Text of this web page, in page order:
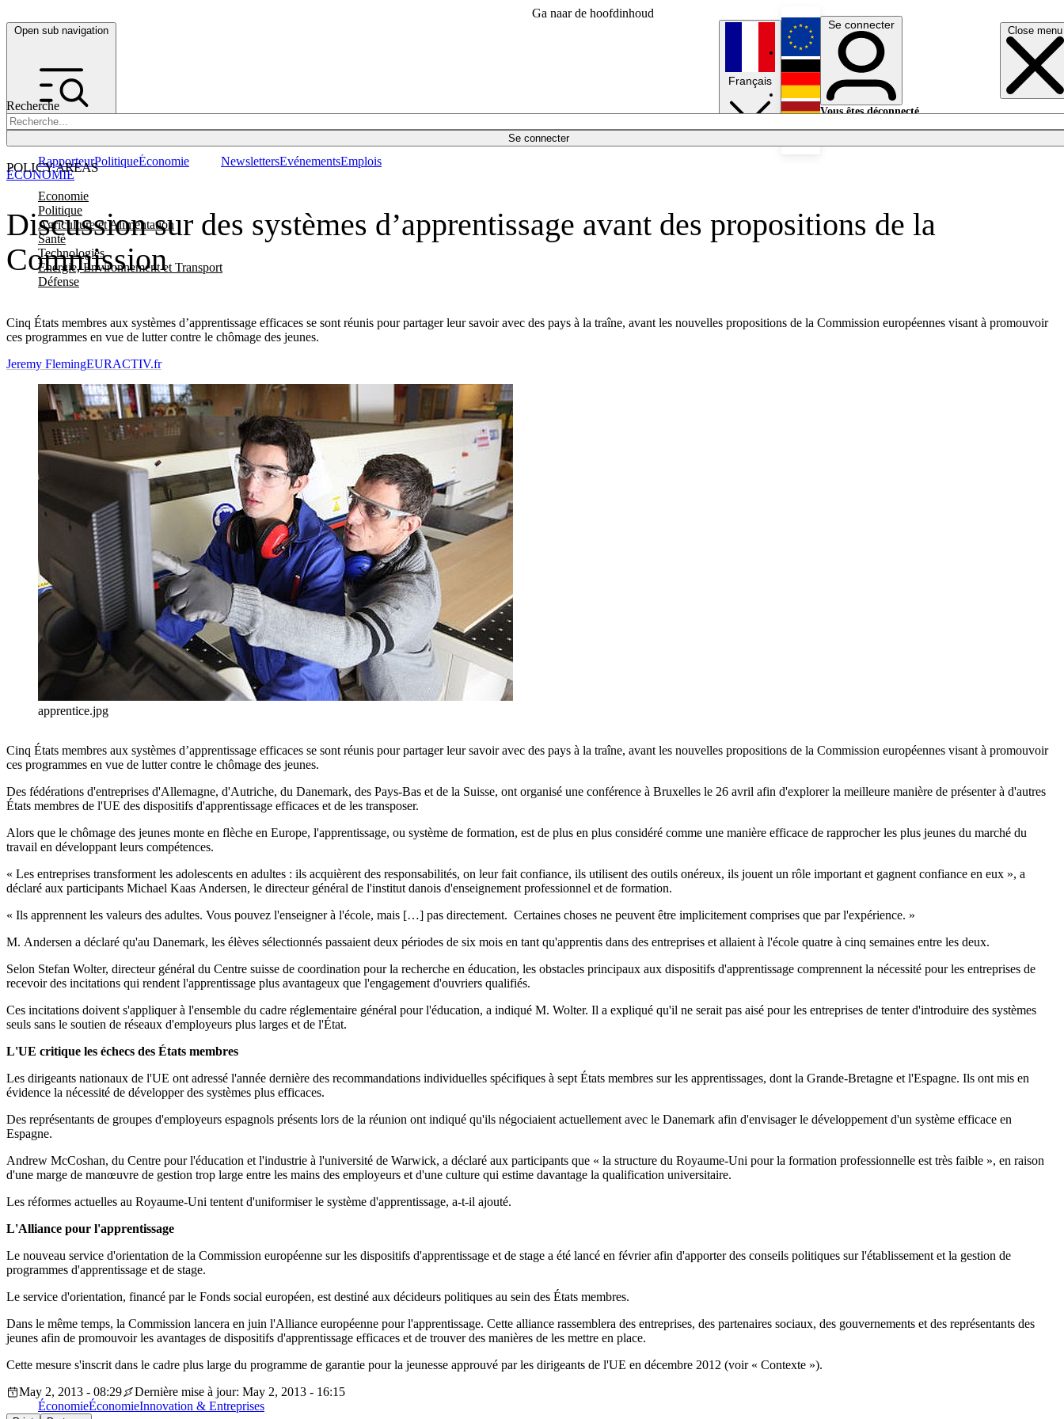
Ga naar de hoofdinhoud
Open sub navigation Close menu
Recherche
Se connecter
POLICY AREAS
Economie
Politique
Agriculture et Alimentation
Santé
Technologies
Energie, Environnement et Transport
Défense
RapporteurPolitiqueÉconomie NewslettersEvénementsEmplois
Français
English
Deutsch
Se connecter
Vous êtes déconnecté.
Discussion sur des systèmes d’apprentissage avant des propositions de la
Commission
Cinq États membres aux systèmes d’apprentissage efficaces se sont réunis pour partager leur savoir avec des pays à la traîne, avant les nouvelles propositions de la Commission européennes visant à promouvoir
ces programmes en vue de lutter contre le chômage des jeunes.
ÉCONOMIE
Jeremy FlemingEURACTIV.fr
apprentice.jpg
Cinq États membres aux systèmes d’apprentissage efficaces se sont réunis pour partager leur savoir avec des pays à la traîne, avant les nouvelles propositions de la Commission européennes visant à promouvoir
ces programmes en vue de lutter contre le chômage des jeunes.
Des fédérations d'entreprises d'Allemagne, d'Autriche, du Danemark, des Pays-Bas et de la Suisse, ont organisé une conférence à Bruxelles le 26 avril afin d'explorer la meilleure manière de présenter à d'autres
États membres de l'UE des dispositifs d'apprentissage efficaces et de les transposer.
Alors que le chômage des jeunes monte en flèche en Europe, l'apprentissage, ou système de formation, est de plus en plus considéré comme une manière efficace de rapprocher les plus jeunes du marché du
travail en développant leurs compétences.
« Les entreprises transforment les adolescents en adultes : ils acquièrent des responsabilités, on leur fait confiance, ils utilisent des outils onéreux, ils jouent un rôle important et gagnent confiance en eux », a
déclaré aux participants Michael Kaas Andersen, le directeur général de l'institut danois d'enseignement professionnel et de formation.
« Ils apprennent les valeurs des adultes. Vous pouvez l'enseigner à l'école, mais […] pas directement. Certaines choses ne peuvent être implicitement comprises que par l'expérience. »
M. Andersen a déclaré qu'au Danemark, les élèves sélectionnés passaient deux périodes de six mois en tant qu'apprentis dans des entreprises et allaient à l'école quatre à cinq semaines entre les deux.
Selon Stefan Wolter, directeur général du Centre suisse de coordination pour la recherche en éducation, les obstacles principaux aux dispositifs d'apprentissage comprennent la nécessité pour les entreprises de
recevoir des incitations qui rendent l'apprentissage plus avantageux que l'engagement d'ouvriers qualifiés.
Ces incitations doivent s'appliquer à l'ensemble du cadre réglementaire général pour l'éducation, a indiqué M. Wolter. Il a expliqué qu'il ne serait pas aisé pour les entreprises de tenter d'introduire des systèmes
seuls sans le soutien de réseaux d'employeurs plus larges et de l'État.
L'UE critique les échecs des États membres
Les dirigeants nationaux de l'UE ont adressé l'année dernière des recommandations individuelles spécifiques à sept États membres sur les apprentissages, dont la Grande-Bretagne et l'Espagne. Ils ont mis en
évidence la nécessité de développer des systèmes plus efficaces.
Des représentants de groupes d'employeurs espagnols présents lors de la réunion ont indiqué qu'ils négociaient actuellement avec le Danemark afin d'envisager le développement d'un système efficace en
Espagne.
Andrew McCoshan, du Centre pour l'éducation et l'industrie à l'université de Warwick, a déclaré aux participants que « la structure du Royaume-Uni pour la formation professionnelle est très faible », en raison
d'une marge de manœuvre de gestion trop large entre les mains des employeurs et d'une culture qui estime davantage la qualification universitaire.
Les réformes actuelles au Royaume-Uni tentent d'uniformiser le système d'apprentissage, a-t-il ajouté.
L'Alliance pour l'apprentissage
Le nouveau service d'orientation de la Commission européenne sur les dispositifs d'apprentissage et de stage a été lancé en février afin d'apporter des conseils politiques sur l'établissement et la gestion de
programmes d'apprentissage et de stage.
Le service d'orientation, financé par le Fonds social européen, est destiné aux décideurs politiques au sein des États membres.
Dans le même temps, la Commission lancera en juin l'Alliance européenne pour l'apprentissage. Cette alliance rassemblera des entreprises, des partenaires sociaux, des gouvernements et des représentants des
jeunes afin de promouvoir les avantages de dispositifs d'apprentissage efficaces et de trouver des manières de les mettre en place.
Cette mesure s'inscrit dans le cadre plus large du programme de garantie pour la jeunesse approuvé par les dirigeants de l'UE en décembre 2012 (voir « Contexte »).
May 2, 2013 - 08:29
Dernière mise à jour: May 2, 2013 - 16:15
ÉconomieÉconomieInnovation & Entreprises